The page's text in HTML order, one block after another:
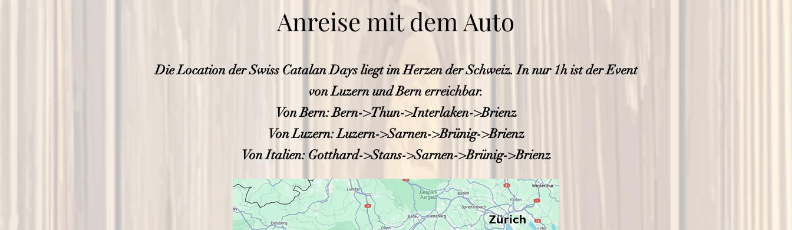
Anreise mit dem Auto
Die Location der Swiss Catalan Days liegt im Herzen der Schweiz. In nur 1h ist der Event
von Luzern und Bern erreichbar.
Von Bern: Bern->Thun->Interlaken->Brienz
Von Luzern: Luzern->Sarnen->Brünig->Brienz
Von Italien: Gotthard->Stans->Sarnen->Brünig->Brienz